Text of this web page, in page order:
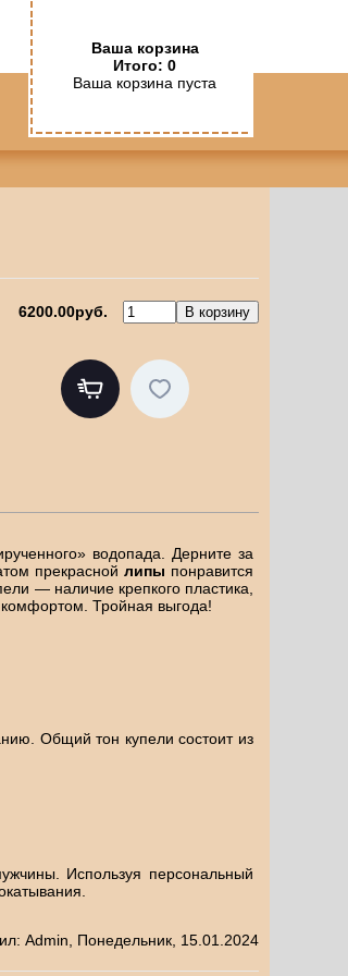
Ваша корзина
Итого: 0
Ваша корзина пуста
6200.00руб.
водопада. Дерните за
прекрасной липы понравится
— наличие крепкого пластика,
комфортом. Тройная выгода!
Общий тон купели состоит из
Используя персональный
: Admin , Понедельник, 15.01.2024